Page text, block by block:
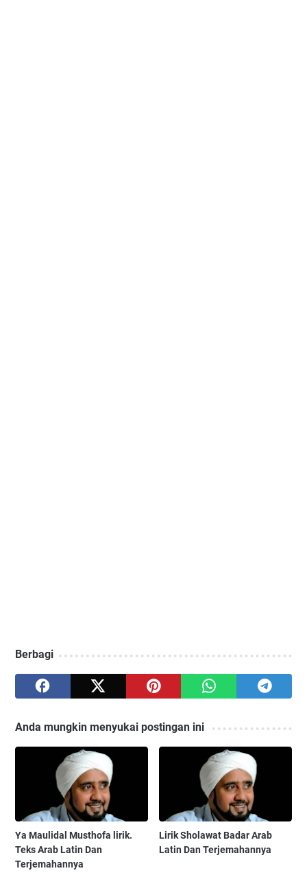
Berbagi
Anda mungkin menyukai postingan ini
Ya Maulidal Musthofa lirik.
Teks Arab Latin Dan
Terjemahannya
Lirik Sholawat Badar Arab
Latin Dan Terjemahannya